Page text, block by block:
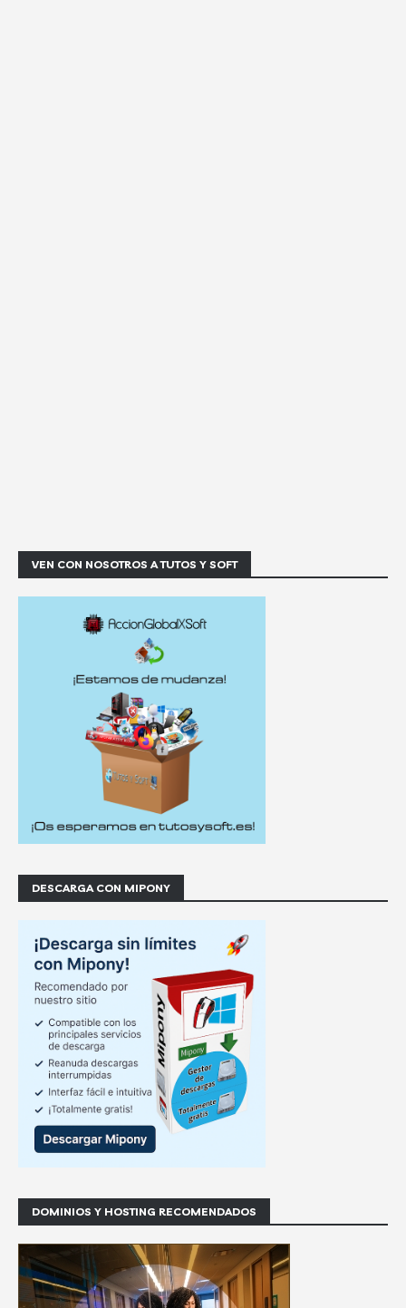
VEN CON NOSOTROS A TUTOS Y SOFT
DESCARGA CON MIPONY
DOMINIOS Y HOSTING RECOMENDADOS